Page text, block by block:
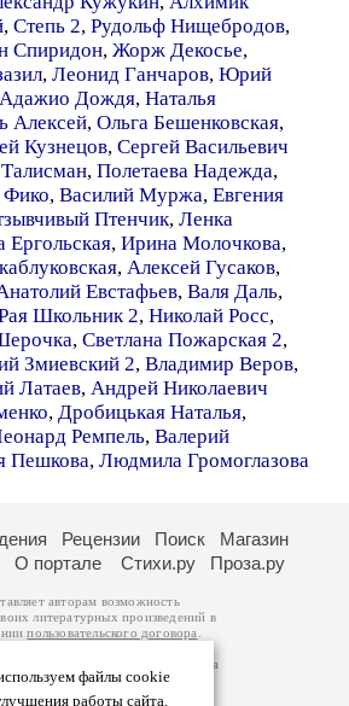
, Степь 2, Рудольф Нищебродов,
Спиридон, Жорж Декосье,
, Леонид Ганчаров, Юрий
Адажио Дождя, Наталья
Алексей, Ольга Бешенковская,
Кузнецов, Сергей Васильевич
, Полетаева Надежда,
, Василий Муржа, Евгения
Птенчик, Ленка
Ергольская, Ирина Молочкова,
, Алексей Гусаков,
Евстафьев, Валя Даль,
Школьник 2, Николай Росс,
, Светлана Пожарская 2,
Змиевский 2, Владимир Веров,
Латаев, Андрей Николаевич
, Дробицькая Наталья,
Ремпель, Валерий
Пешкова, Людмила Громоглазова
файлы cookie
работы сайта.
Рецензии Поиск
Магазин
О портале Стихи.ру Проза.ру
авторам возможность
литературных произведений в
пользовательского договора
принадлежат авторам
произведений возможна
к которому вы можете
странице. Ответственность за